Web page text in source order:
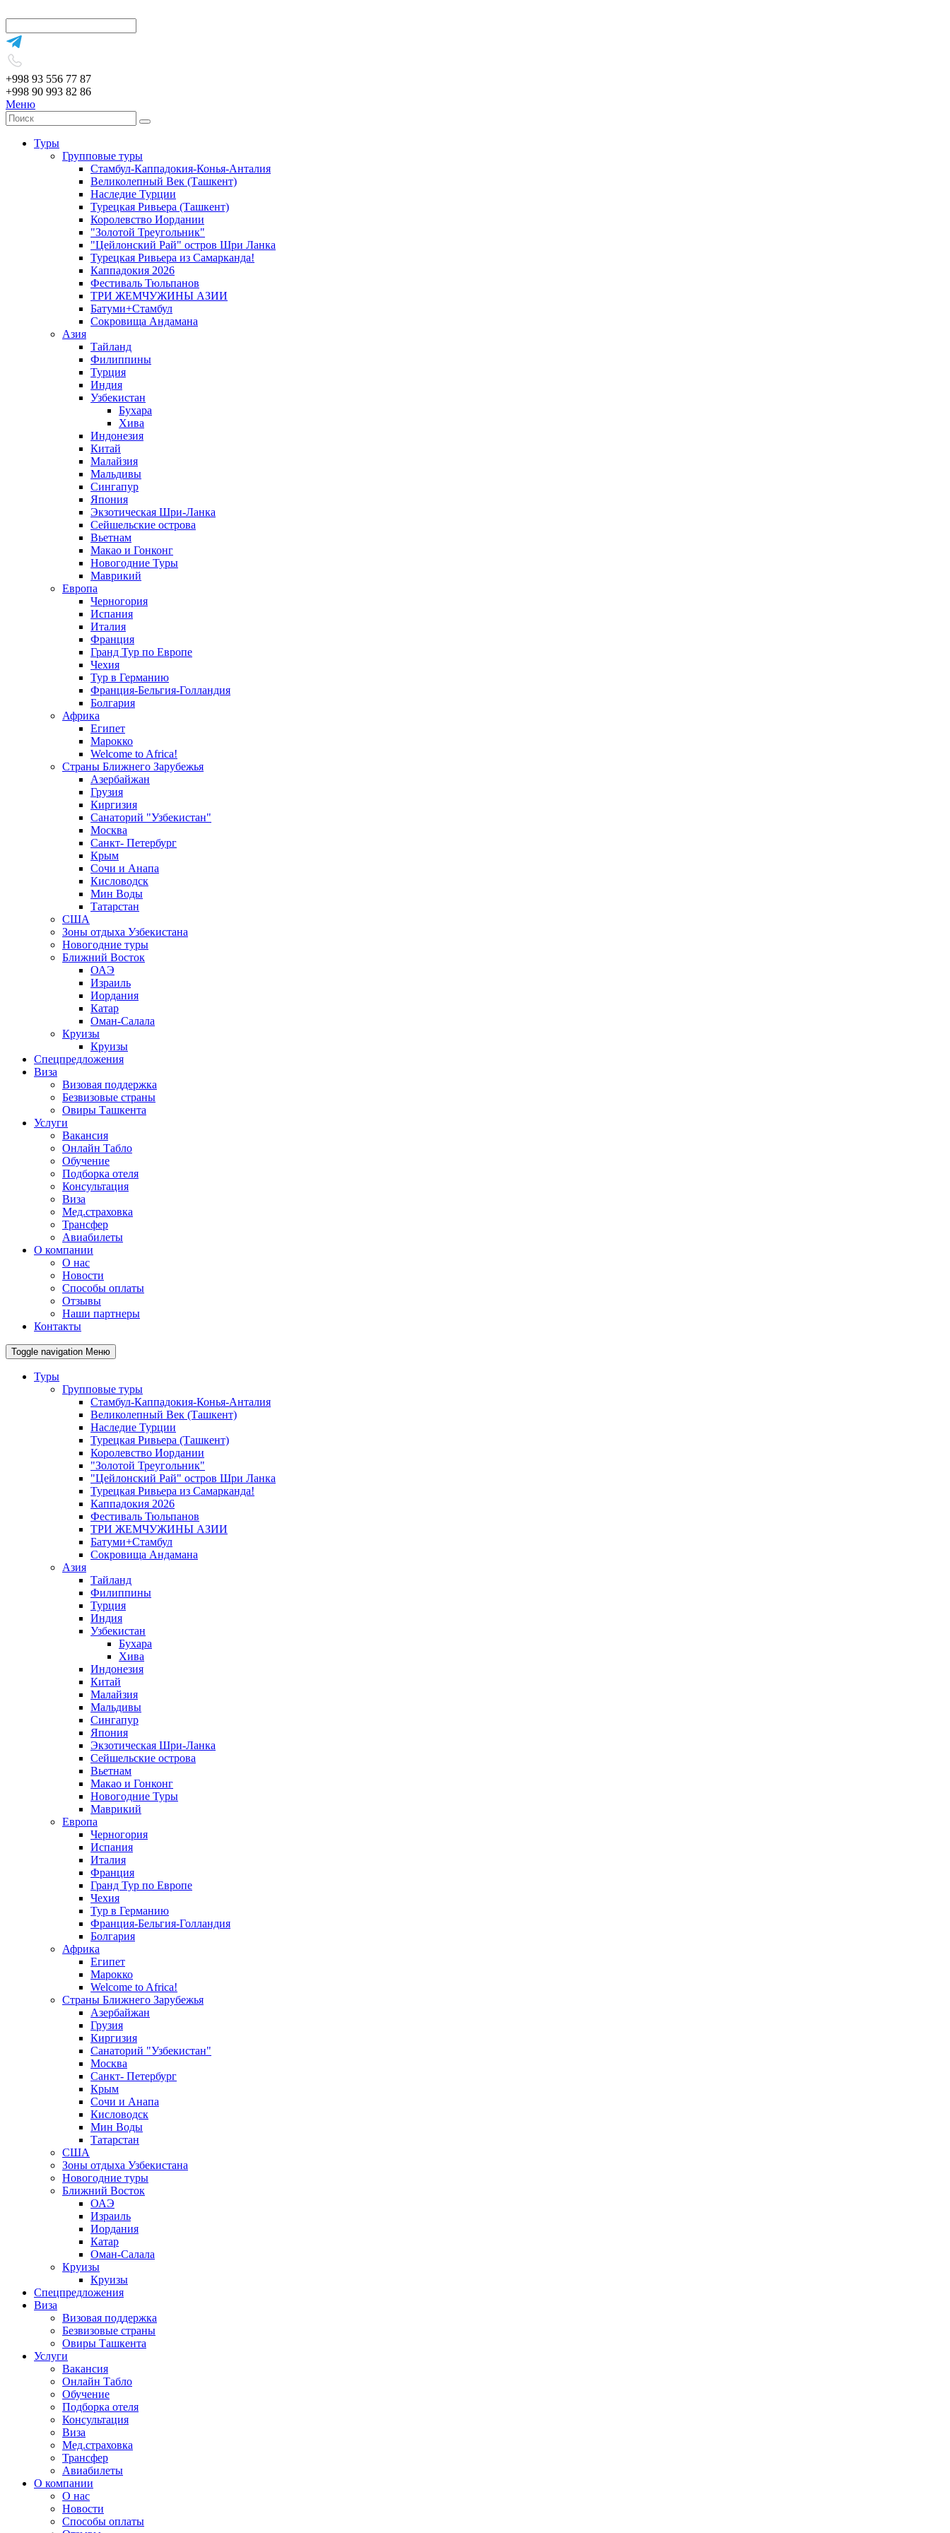
+998 93 556 77 87
+998 90 993 82 86
Меню
Туры
Групповые туры
Стамбул-Каппадокия-Конья-Анталия
Великолепный Век (Ташкент)
Наследие Турции
Турецкая Ривьера (Ташкент)
Королевство Иордании
"Золотой Треугольник"
"Цейлонский Рай" остров Шри Ланка
Турецкая Ривьера из Самарканда!
Каппадокия 2026
Фестиваль Тюльпанов
ТРИ ЖЕМЧУЖИНЫ АЗИИ
Батуми+Стамбул
Сокровища Андамана
Азия
Тайланд
Филиппины
Турция
Индия
Узбекистан
Бухара
Хива
Индонезия
Китай
Малайзия
Мальдивы
Сингапур
Япония
Экзотическая Шри-Ланка
Сейшельские острова
Вьетнам
Макао и Гонконг
Новогодние Туры
Маврикий
Европа
Черногория
Испания
Италия
Франция
Гранд Тур по Европе
Чехия
Тур в Германию
Франция-Бельгия-Голландия
Болгария
Африка
Египет
Марокко
Welcome to Africa!
Страны Ближнего Зарубежья
Азербайжан
Грузия
Киргизия
Санаторий "Узбекистан"
Москва
Санкт- Петербург
Крым
Сочи и Анапа
Кисловодск
Мин Воды
Татарстан
США
Зоны отдыха Узбекистана
Новогодние туры
Ближний Восток
ОАЭ
Израиль
Иордания
Катар
Оман-Салала
Круизы
Круизы
Спецпредложения
Виза
Визовая поддержка
Безвизовые страны
Овиры Ташкента
Услуги
Вакансия
Онлайн Табло
Обучение
Подборка отеля
Консультация
Виза
Мед.страховка
Трансфер
Авиабилеты
О компании
О нас
Новости
Способы оплаты
Отзывы
Наши партнеры
Контакты
Toggle navigation Меню
Туры
Групповые туры
Стамбул-Каппадокия-Конья-Анталия
Великолепный Век (Ташкент)
Наследие Турции
Турецкая Ривьера (Ташкент)
Королевство Иордании
"Золотой Треугольник"
"Цейлонский Рай" остров Шри Ланка
Турецкая Ривьера из Самарканда!
Каппадокия 2026
Фестиваль Тюльпанов
ТРИ ЖЕМЧУЖИНЫ АЗИИ
Батуми+Стамбул
Сокровища Андамана
Азия
Тайланд
Филиппины
Турция
Индия
Узбекистан
Бухара
Хива
Индонезия
Китай
Малайзия
Мальдивы
Сингапур
Япония
Экзотическая Шри-Ланка
Сейшельские острова
Вьетнам
Макао и Гонконг
Новогодние Туры
Маврикий
Европа
Черногория
Испания
Италия
Франция
Гранд Тур по Европе
Чехия
Тур в Германию
Франция-Бельгия-Голландия
Болгария
Африка
Египет
Марокко
Welcome to Africa!
Страны Ближнего Зарубежья
Азербайжан
Грузия
Киргизия
Санаторий "Узбекистан"
Москва
Санкт- Петербург
Крым
Сочи и Анапа
Кисловодск
Мин Воды
Татарстан
США
Зоны отдыха Узбекистана
Новогодние туры
Ближний Восток
ОАЭ
Израиль
Иордания
Катар
Оман-Салала
Круизы
Круизы
Спецпредложения
Виза
Визовая поддержка
Безвизовые страны
Овиры Ташкента
Услуги
Вакансия
Онлайн Табло
Обучение
Подборка отеля
Консультация
Виза
Мед.страховка
Трансфер
Авиабилеты
О компании
О нас
Новости
Способы оплаты